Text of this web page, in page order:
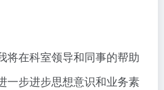
将在科室领导和同事的帮助
一步进步思想意识和业务素